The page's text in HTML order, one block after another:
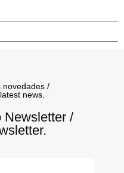
novedades /
news.
Newsletter /